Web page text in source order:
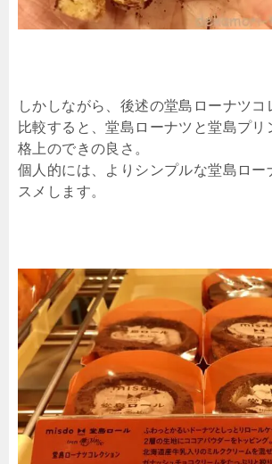
しかしながら、後述の堂島ローナツコ
比較すると、堂島ローナツと堂島プリ
格上のできの良さ。
個人的には、よりシンプルな堂島ロー
スメします。